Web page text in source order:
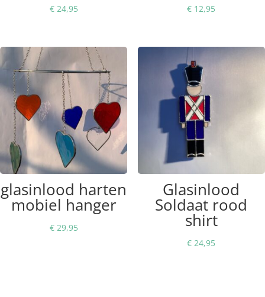
€24,95 € 12,95
glasinlood harten
mobiel hanger
€29,95
Glasinlood
Soldaat rood
shirt
€ 24,95